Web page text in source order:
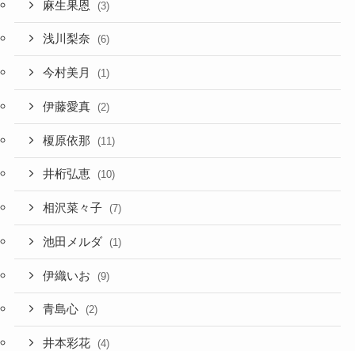
麻生果恩 (3)
浅川梨奈 (6)
今村美月 (1)
伊藤愛真 (2)
榎原依那 (11)
井桁弘恵 (10)
相沢菜々子 (7)
池田メルダ (1)
伊織いお (9)
青島心 (2)
井本彩花 (4)